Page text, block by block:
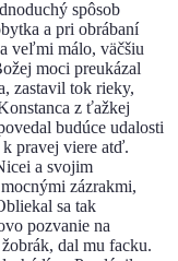
spôsob
a pri obrábaní
veľmi málo, väčšiu
moci preukázal
zastavil tok rieky,
z ťažkej
budúce udalosti
pravej viere atď.
a svojim
zázrakmi,
sa tak
pozvanie na
dal mu facku.